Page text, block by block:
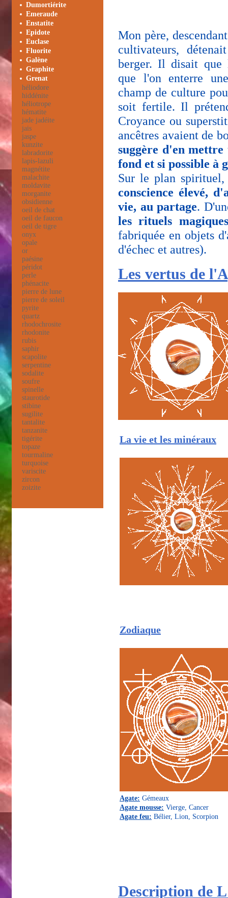
Mon père,
cultivateurs,
berger. Il disait
que l'on enterre
champ de culture
soit fertile. Il
Croyance ou
ancêtres avaient de
suggère d'en mettre
fond et si possible à
Sur le plan
conscience élevé,
vie, au partage.
les rituels magiques
fabriquée en objets
d'échec et autres).
Les vertus de
La vie et les minéraux
Zodiaque
Agate: Gémeaux
Agate mousse: Vierge, Cancer
Agate feu: Bélier, Lion, Scorpion
Description de
Dumortiérite
Emeraude
Enstatite
Epidote
Euclase
Fluorite
Galène
Graphite
Grenat
héliodore
hiddénite
héliotrope
hématite
jade jadéite
jais
jaspe
kunzite
labradorite
lapis-lazuli
magnétite
malachite
moldavite
morganite
obsidienne
oeil de chat
oeil de faucon
oeil de tigre
onyx
opale
or
paésine
péridot
perle
phénacite
pierre de lune
pierre de soleil
pyrite
quartz
rhodochrosite
rhodonite
rubis
saphir
scapolite
serpentine
sodalite
soufre
spinelle
staurotide
stibine
sugilite
tantalite
tanzanite
tigérite
topaze
tourmaline
turquoise
variscite
zircon
zoizite